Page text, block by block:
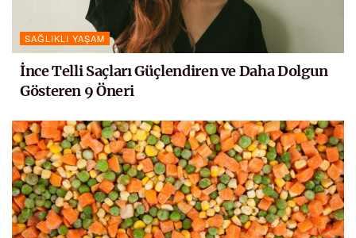
SAĞLIKLI YAŞAM
İnce Telli Saçları Güçlendiren ve Daha Dolgun
Gösteren 9 Öneri